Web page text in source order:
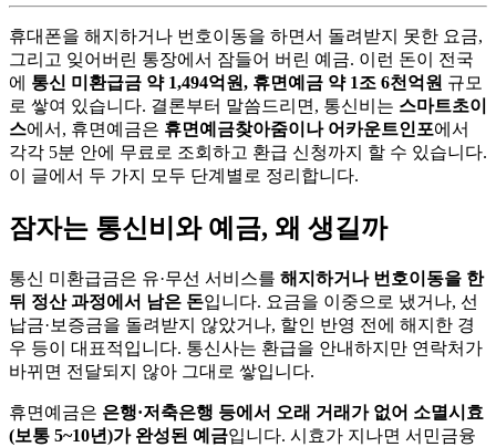
휴대폰을 해지하거나 번호이동을 하면서 돌려받지 못한 요금,
그리고 잊어버린 통장에서 잠들어 버린 예금. 이런 돈이 전국
에 통신 미환급금 약 1,494억원, 휴면예금 약 1조 6천억원 규모
로 쌓여 있습니다. 결론부터 말씀드리면, 통신비는 스마트초이
스에서, 휴면예금은 휴면예금찾아줌이나 어카운트인포에서
각각 5분 안에 무료로 조회하고 환급 신청까지 할 수 있습니다.
이 글에서 두 가지 모두 단계별로 정리합니다.
잠자는 통신비와 예금, 왜 생길까
통신 미환급금은 유·무선 서비스를 해지하거나 번호이동을 한
뒤 정산 과정에서 남은 돈입니다. 요금을 이중으로 냈거나, 선
납금·보증금을 돌려받지 않았거나, 할인 반영 전에 해지한 경
우 등이 대표적입니다. 통신사는 환급을 안내하지만 연락처가
바뀌면 전달되지 않아 그대로 쌓입니다.
휴면예금은 은행·저축은행 등에서 오래 거래가 없어 소멸시효
(보통 5~10년)가 완성된 예금입니다. 시효가 지나면 서민금융